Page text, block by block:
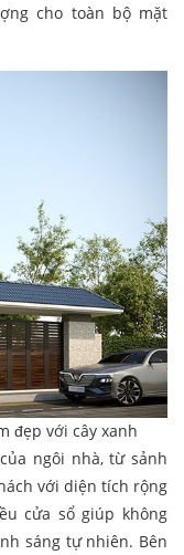
cho toàn bộ mặt
đẹp với cây xanh
ngôi nhà, từ sảnh
với diện tích rộng
cửa sổ giúp không
sáng tự nhiên. Bên